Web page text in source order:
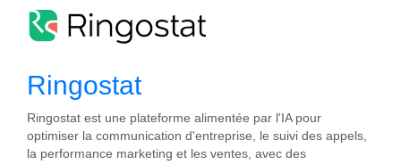
Ringostat
Ringostat est une plateforme alimentée par l'IA pour
optimiser la communication d'entreprise, le suivi des appels,
la performance marketing et les ventes, avec des